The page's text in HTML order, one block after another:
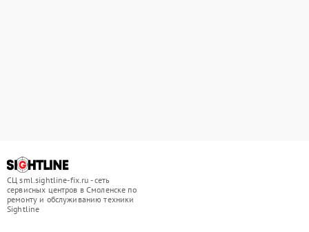
СЦ sml.sightline-fix.ru - сеть
сервисных центров в Смоленске по
ремонту и обслуживанию техники
Sightline